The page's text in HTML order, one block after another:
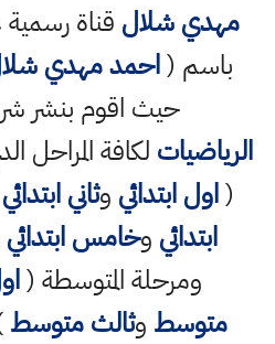
مهدي شلال قناة
باسم (احمد مهدي
حيث اقوم بنشر
الرياضيات لكافة المراحل
(اول ابتدائي وثاني ابتدائي
ابتدائي وخامس ابتدائي
ومرحلة المتوسطة (
متوسط وثالث متوسط